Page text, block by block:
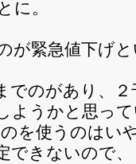
に。
が緊急値下げ
でのがあり、２
ようかと思っ
を使うのはい
できないので